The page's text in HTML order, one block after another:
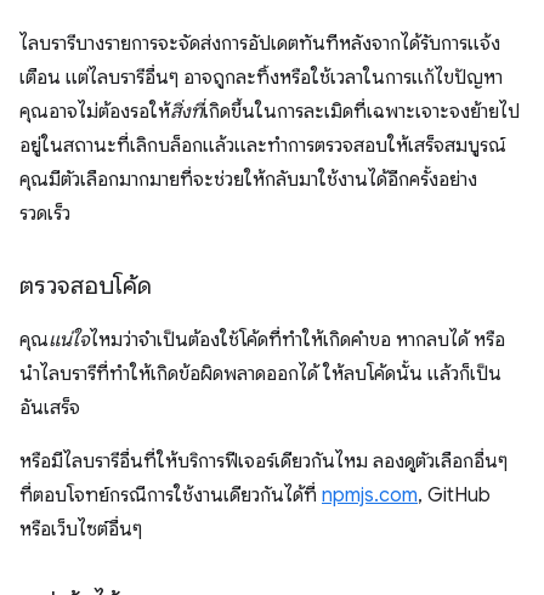
ไลบรารีบางรายการจะจัดส่งการอัปเดตทันทีหลังจากได้รับการแจ้ง
เตือน แต่ไลบรารีอื่นๆ อาจถูกละทิ้งหรือใช้เวลาในการแก้ไขปัญหา
คุณอาจไม่ต้องรอให้สิ่งที่เกิดขึ้นในการละเมิดที่เฉพาะเจาะจงย้ายไป
อยู่ในสถานะที่เลิกบล็อกแล้วและทำการตรวจสอบให้เสร็จสมบูรณ์
คุณมีตัวเลือกมากมายที่จะช่วยให้กลับมาใช้งานได้อีกครั้งอย่าง
รวดเร็ว
ตรวจสอบโค้ด
คุณแน่ใจไหมว่าจำเป็นต้องใช้โค้ดที่ทำให้เกิดคำขอ หากลบได้ หรือ
นำไลบรารีที่ทำให้เกิดข้อผิดพลาดออกได้ ให้ลบโค้ดนั้น แล้วก็เป็น
อันเสร็จ
หรือมีไลบรารีอื่นที่ให้บริการฟีเจอร์เดียวกันไหม ลองดูตัวเลือกอื่นๆ
ที่ตอบโจทย์กรณีการใช้งานเดียวกันได้ที่ npmjs.com, GitHub
หรือเว็บไซต์อื่นๆ